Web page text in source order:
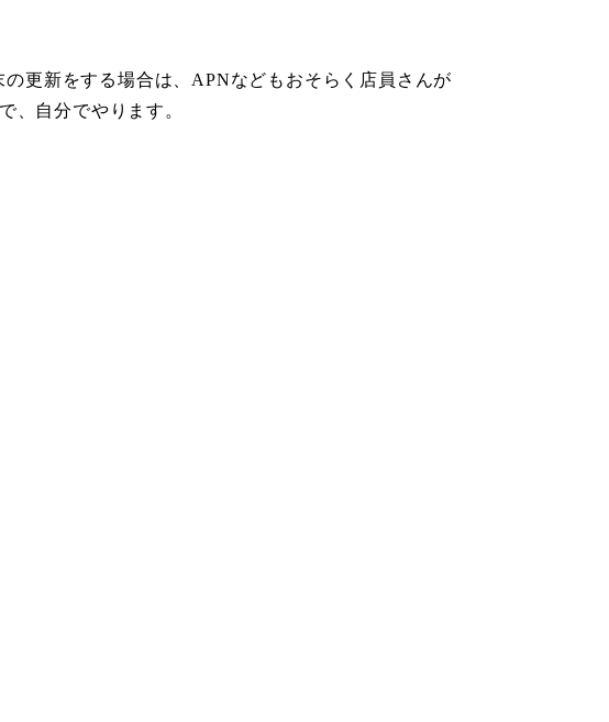
更新をする場合は、APNなどもおそらく店員さんが
、自分でやります。